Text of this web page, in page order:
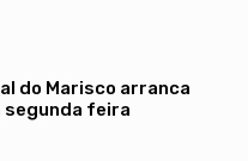
do Marisco arranca
segunda feira